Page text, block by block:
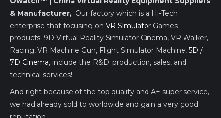
& Manufacturer, Our factory which is a Hi-Tech
enterprise that focusing on VR Simulator Games
products: 9D Virtual Reality Simulator Cinema, VR Walker,
Racing, VR Machine Gun, Flight Simulator Machine, 5D /
7D Cinema, include the R&D, production, sales, and
technical services!
And right because of the top quality and A+ super service,
we had already sold to worldwide and gain a very good